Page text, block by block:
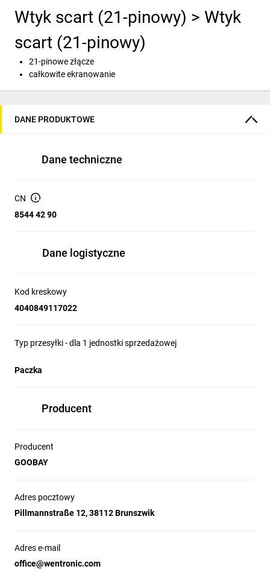
Wtyk scart (21-pinowy) > Wtyk
scart (21-pinowy)
21-pinowe złącze
całkowite ekranowanie
DANE PRODUKTOWE
Dane techniczne
CN
8544 42 90
Dane logistyczne
Kod kreskowy
4040849117022
Typ przesyłki - dla 1 jednostki sprzedażowej
Paczka
Producent
Producent
GOOBAY
Adres pocztowy
Pillmannstraße 12, 38112 Brunszwik
Adres e-mail
office@wentronic.com